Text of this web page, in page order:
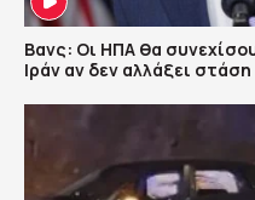
Βανς: Οι ΗΠΑ θα
Ιράν αν δεν αλλάξει στάση